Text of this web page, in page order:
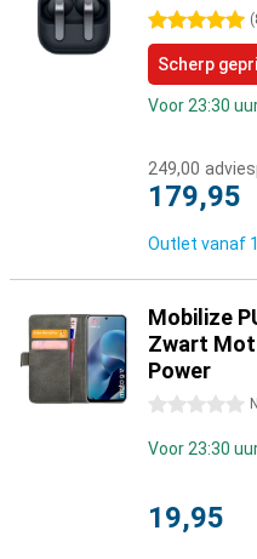
5 sterren (
Scherp
Voor 23:30
249,00
179,95
Outlet vanaf
Mobilize
Zwart
Power
0 sterren
Voor 23:30
19,95